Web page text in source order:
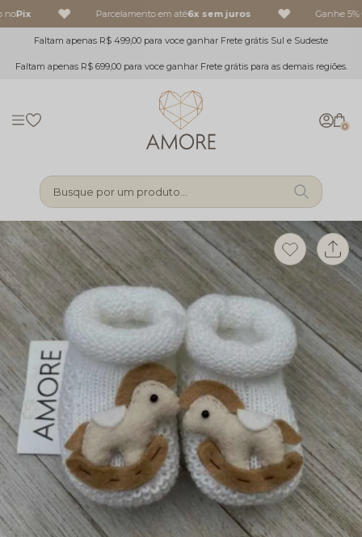
Pix Parcelamento em até6x sem juros Ganhe 5%
Faltam apenas R$ 499,00 para voce ganhar Frete grátis Sul e Sudeste
Faltam apenas R$ 699,00 para voce ganhar Frete grátis para as demais regiões.
0
Busque por um produto...